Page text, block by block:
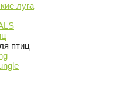
луга
птиц